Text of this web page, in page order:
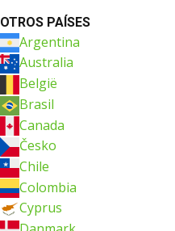
OTROS PAÍSES
Argentina
Australia
België
Brasil
Canada
Česko
Chile
Colombia
Cyprus